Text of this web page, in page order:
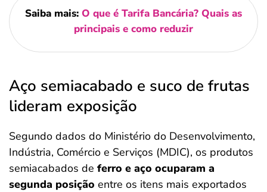
Saiba mais: O que é Tarifa Bancária? Quais as
principais e como reduzir
Aço semiacabado e suco de frutas
lideram exposição
Segundo dados do Ministério do Desenvolvimento,
Indústria, Comércio e Serviços (MDIC), os produtos
semiacabados de ferro e aço ocuparam a
segunda posição entre os itens mais exportados